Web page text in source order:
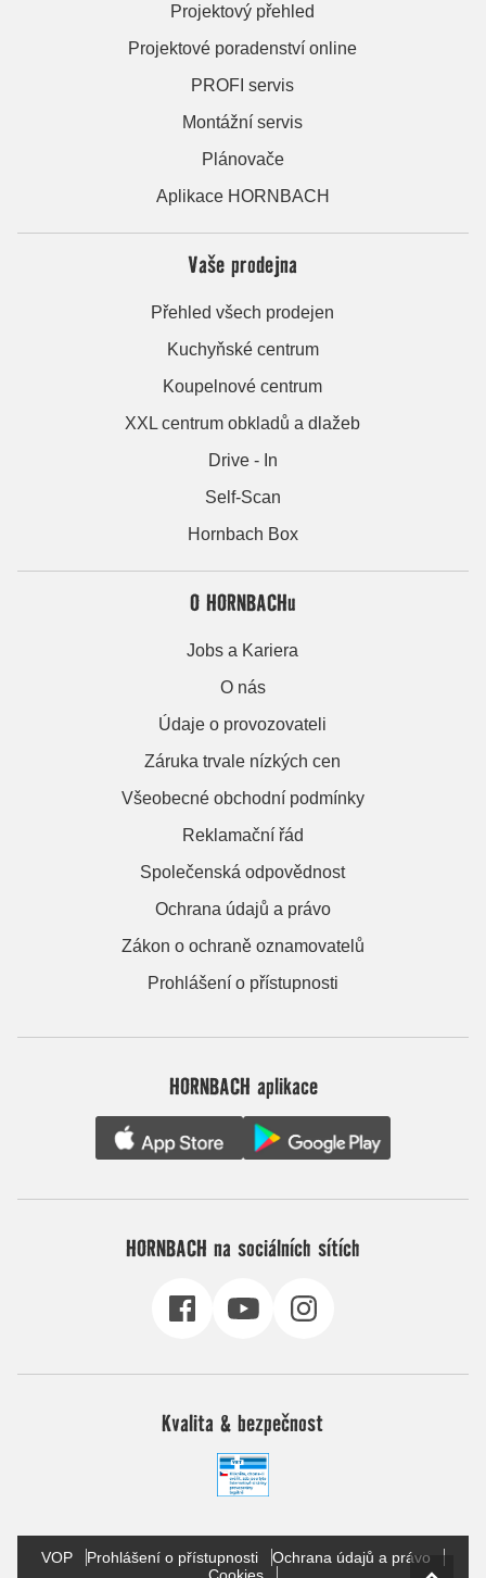
Projektový přehled
Projektové poradenství online
PROFI servis
Montážní servis
Plánovače
Aplikace HORNBACH
Vaše prodejna
Přehled všech prodejen
Kuchyňské centrum
Koupelnové centrum
XXL centrum obkladů a dlažeb
Drive - In
Self-Scan
Hornbach Box
O HORNBACHu
Jobs a Kariera
O nás
Údaje o provozovateli
Záruka trvale nízkých cen
Všeobecné obchodní podmínky
Reklamační řád
Společenská odpovědnost
Ochrana údajů a právo
Zákon o ochraně oznamovatelů
Prohlášení o přístupnosti
HORNBACH aplikace
HORNBACH na sociálních sítích
Kvalita & bezpečnost
VOP Prohlášení o přístupnosti
Ochrana údajů a právo
Cookies